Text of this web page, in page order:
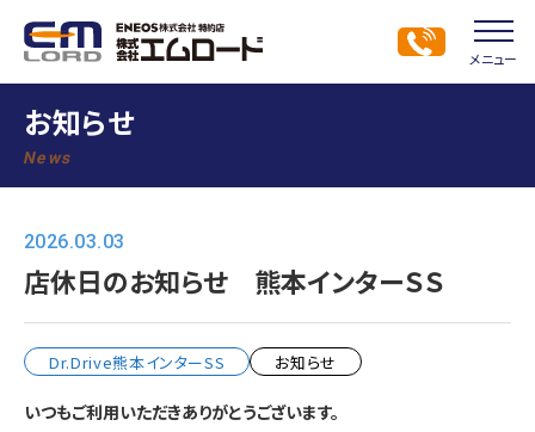
メニュー
お知らせ
News
2026.03.03
店休日のお知らせ 熊本インターＳＳ
Dr.Drive熊本インターSS お知らせ
いつもご利用いただきありがとうございます。